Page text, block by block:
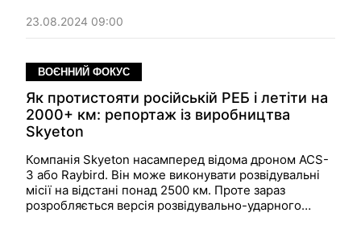
символічно. І, звісно, ​​склад Рейтингу оновився
практично на 80% порівняно з попереднім.
23.08.2024 09:00
ВОЄННИЙ ФОКУС
Як протистояти російській РЕБ і летіти на
2000+ км: репортаж із виробництва
Skyeton
Компанія Skyeton насамперед відома дроном ACS-
3 або Raybird. Він може виконувати розвідувальні
місії на відстані понад 2500 км. Проте зараз
розробляється версія розвідувально-ударного